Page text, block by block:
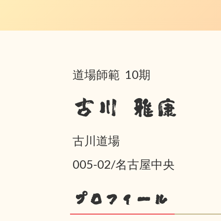
道場師範 10期
古川 雅康
古川道場
005-02/名古屋中央
プロフィール